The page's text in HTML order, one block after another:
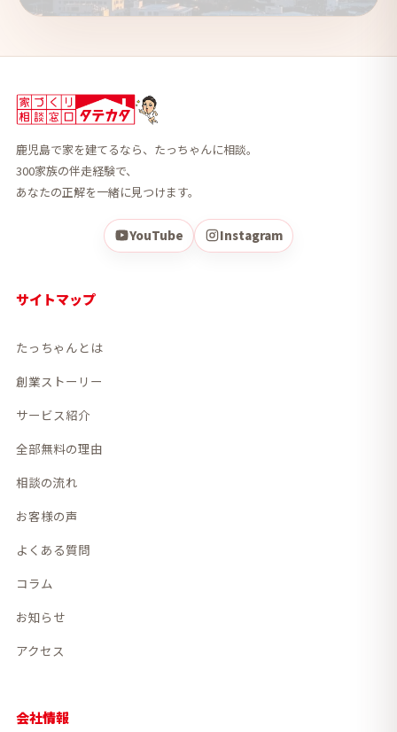
鹿児島で家を建てるなら、たっちゃんに相談。
300家族の伴走経験で、
あなたの正解を一緒に見つけます。
YouTube Instagram
サイトマップ
たっちゃんとは
創業ストーリー
サービス紹介
全部無料の理由
相談の流れ
お客様の声
よくある質問
コラム
お知らせ
アクセス
会社情報